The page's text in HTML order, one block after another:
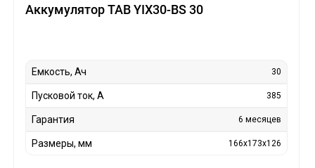
Аккумулятор TAB YIX30-BS 30
Емкость, Ач 30
Пусковой ток, А 385
Гарантия 6 месяцев
Размеры, мм 166x173x126